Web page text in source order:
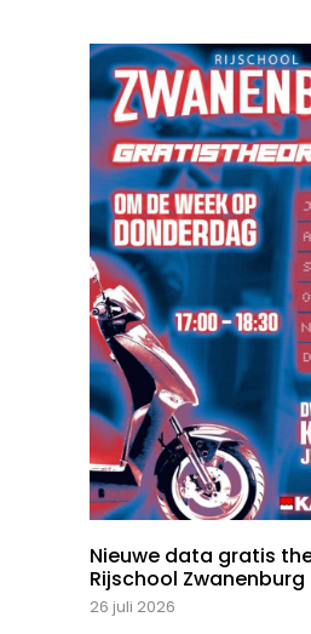
Nieuwe data gratis
Rijschool Zwanenburg
26 juli 2026